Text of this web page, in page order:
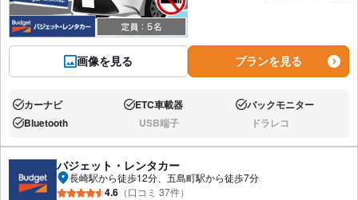
画像を見る プランを見る
あり:カーナビ あり:ETC車載器 あり:バックモニター
あり:Bluetooth なし:USB端子 なし:ドラレコ
バジェット・レンタカー
長崎駅から徒歩12分、五島町駅から徒歩7分
4.6 （口コミ 37件）